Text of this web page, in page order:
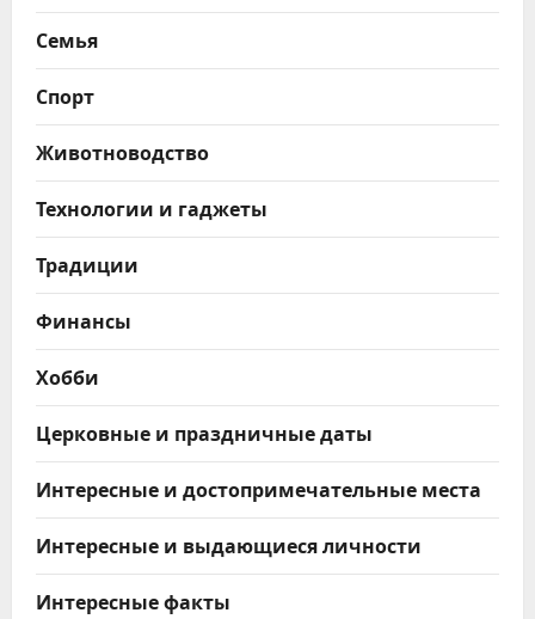
Семья
Спорт
Животноводство
Технологии и гаджеты
Традиции
Финансы
Хобби
Церковные и праздничные даты
Интересные и достопримечательные места
Интересные и выдающиеся личности
Интересные факты